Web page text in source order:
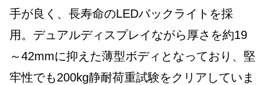
手が良く、長寿命のLEDバックライトを採
用。デュアルディスプレイながら厚さを約19
～42mmに抑えた薄型ボディとなっており、堅
牢性でも200kg静耐荷重試験をクリアしていま